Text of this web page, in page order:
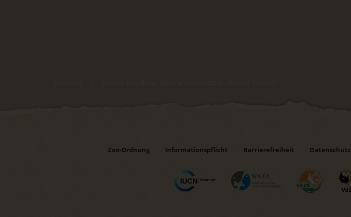
Zoo-Ordnung Informationspflicht Barrierefreiheit Datenschutz